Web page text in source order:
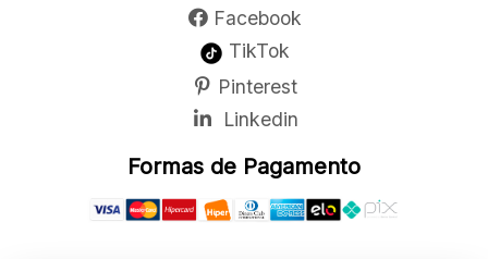
Facebook
TikTok
Pinterest
Linkedin
Formas de Pagamento